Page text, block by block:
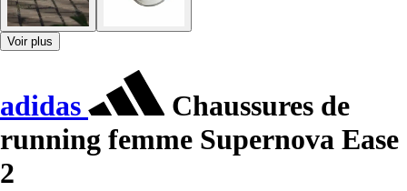
Voir plus
adidas
Chaussures de
running femme Supernova Ease
2